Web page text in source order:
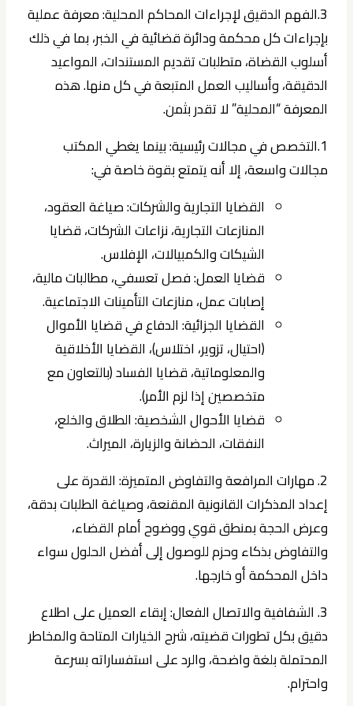
3.الفهم الدقيق لإجراءات المحاكم المحلية:
معرفة عملية
بإجراءات كل محكمة ودائرة قضائية في الخبر، بما في ذلك
أسلوب القضاة، متطلبات تقديم المستندات، المواعيد
الدقيقة، وأساليب العمل المتبعة في كل منها. هذه
المعرفة “المحلية” لا تقدر بثمن.
1.التخصص في مجالات رئيسية:
بينما يغطي المكتب
مجالات واسعة، إلا أنه يتمتع بقوة خاصة في:
القضايا التجارية والشركات:صياغة العقود،
المنازعات التجارية، نزاعات الشركات، قضايا
الشيكات والكمبيالات، الإفلاس.
قضايا العمل:فصل تعسفي، مطالبات مالية،
إصابات عمل، منازعات التأمينات الاجتماعية.
القضايا الجزائية:الدفاع في قضايا الأموال
(احتيال، تزوير، اختلاس)، القضايا الأخلاقية
والمعلوماتية، قضايا الفساد (بالتعاون مع
متخصصين إذا لزم الأمر).
قضايا الأحوال الشخصية:الطلاق والخلع،
النفقات، الحضانة والزيارة، الميراث.
2. مهارات المرافعة والتفاوض المتميزة:
القدرة على
إعداد المذكرات القانونية المقنعة، وصياغة الطلبات بدقة،
وعرض الحجة بمنطق قوي ووضوح أمام القضاء،
والتفاوض بذكاء وحزم للوصول إلى أفضل الحلول سواء
داخل المحكمة أو خارجها.
3. الشفافية والاتصال الفعال:
إبقاء العميل على اطلاع
دقيق بكل تطورات قضيته، شرح الخيارات المتاحة والمخاطر
المحتملة بلغة واضحة، والرد على استفساراته بسرعة
واحترام.